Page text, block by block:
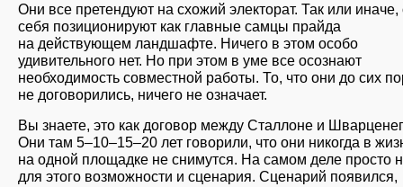
Они все претендуют на схожий электорат. Так или иначе,
себя позиционируют как главные самцы прайда
на действующем ландшафте. Ничего в этом особо
удивительного нет. Но при этом в уме все осознают
необходимость совместной работы. То, что они до сих
не договорились, ничего не означает.
Вы знаете, это как договор между Сталлоне и
Они там 5–10–15–20 лет говорили, что они никогда в
на одной площадке не снимутся. На самом деле просто
для этого возможности и сценария. Сценарий появился,